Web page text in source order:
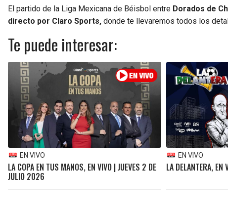
El partido de la Liga Mexicana de Béisbol entre Dorados de
directo por Claro Sports, donde te llevaremos todos los
Te puede interesar:
EN VIVO
LA COPA EN TUS MANOS, EN VIVO | JUEVES 2 DE
JULIO 2026
EN VIVO
LA DELANTERA, EN